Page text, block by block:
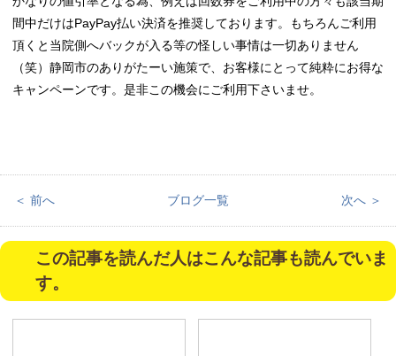
間中だけはPayPay払い決済を推奨しております。もちろんご利用
頂くと当院側へバックが入る等の怪しい事情は一切ありません
（笑）静岡市のありがたーい施策で、お客様にとって純粋にお得な
キャンペーンです。是非この機会にご利用下さいませ。
＜ 前へ ブログ一覧 次へ ＞
この記事を読んだ人はこんな記事も読んでいま
す。